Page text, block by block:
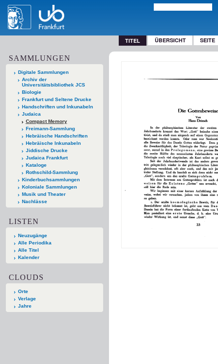
TITEL ÜBERSICHT SEITE
SAMMLUNGEN
Digitale Sammlungen
Archiv der
Universitätsbibliothek JCS
Biologie
Frankfurt und Seltene Drucke
Handschriften und Inkunabeln
Judaica
Compact Memory
Freimann-Sammlung
Hebräische Handschriften
Hebräische Inkunabeln
Jiddische Drucke
Judaica Frankfurt
Kataloge
Rothschild-Sammlung
Kinderbuchsammlungen
Koloniale Sammlungen
Musik und Theater
Nachlässe
LISTEN
Neuzugänge
Alle Periodika
Alle Titel
Kalender
CLOUDS
Orte
Verlage
Jahre